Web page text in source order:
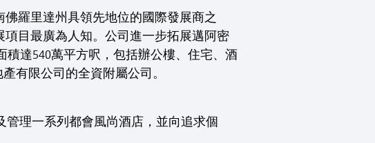
佛羅里達州具領先地位的國際發展商之
項目最廣為人知。公司進一步拓展邁阿密
積達540萬平方呎，包括辦公樓、住宅、酒
有限公司的全資附屬公司。
理一系列都會風尚酒店，並向追求個